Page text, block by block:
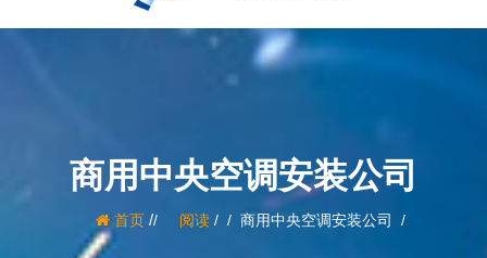
商用中央空调安装公司
首页/ 阅读/ 商用中央空调安装公司